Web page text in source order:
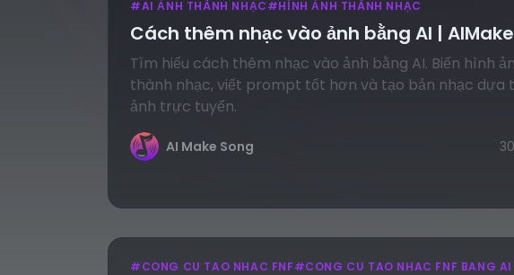
#AI ẢNH THÀNH NHẠC#HÌNH ẢNH THÀNH NHẠC
Cách thêm nhạc vào ảnh bằng AI |
Tìm hiểu cách thêm nhạc vào ảnh bằng AI. Biến hình
thành nhạc, viết prompt tốt hơn và tạo bản nhạc dựa
ảnh trực tuyến.
AI Make Song
#CONG CU TAO NHAC FNF#CONG CU TAO NHAC FNF BANG AI